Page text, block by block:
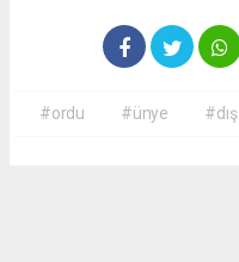
#ordu #ünye